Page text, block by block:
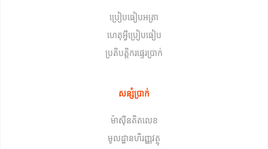
ប្រៀបធៀបអត្រា
ហេតុអ្វីប្រៀបធៀប
ប្រតិបត្តិករផ្ទេរប្រាក់
សន្សំប្រាក់
ម៉ាស៊ីនគិតលេខ
មូលដ្ឋានហិរញ្ញវត្ថុ